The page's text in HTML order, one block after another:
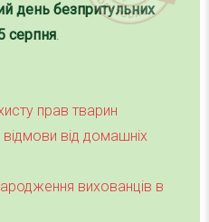
день безпритульних
серпня.
прав тварин
відмови від домашніх
вихованців в